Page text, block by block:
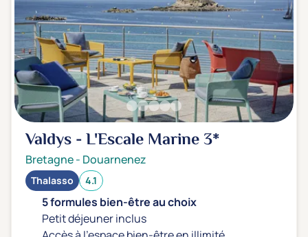
Valdys - L'Escale Marine3*
Bretagne- Douarnenez
Thalasso 4.1
5 formules bien-être au choix
Petit déjeuner inclus